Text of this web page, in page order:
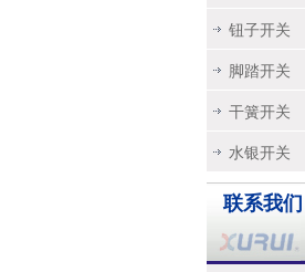
钮子开关
脚踏开关
干簧开关
水银开关
联系我们